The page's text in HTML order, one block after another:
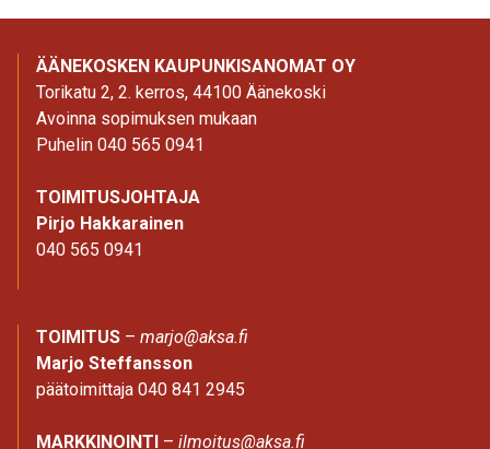
ÄÄNEKOSKEN KAUPUNKISANOMAT OY
Torikatu 2, 2. kerros, 44100 Äänekoski
Avoinna sopimuksen mukaan
Puhelin 040 565 0941
TOIMITUSJOHTAJA
Pirjo Hakkarainen
040 565 0941
TOIMITUS – marjo@aksa.fi
Marjo Steffansson
päätoimittaja 040 841 2945
MARKKINOINTI – ilmoitus@aksa.fi